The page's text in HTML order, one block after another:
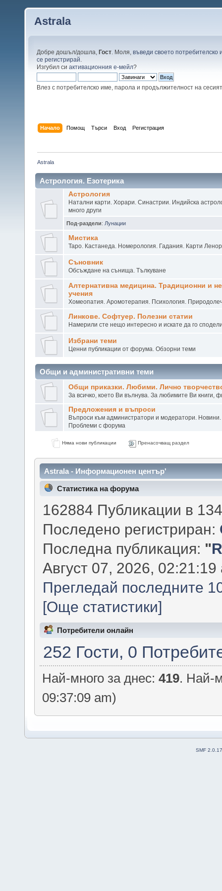
Astrala
Добре дошъл/дошла, Гост . Моля, въведи своето потребителско
се регистрирай
Изгубил си активационния е-мейл?
Влез с потребителско име, парола и продължителност на
Начало Помощ Търси Вход Регистрация
Astrala
Астрология. Езотерика
Астрология
Натални карти. Хорари. Синастрии. Индийска
много други
Под-раздели: Лунации
Мистика
Таро. Кастанеда. Номерология. Гадания. Карти
Съновник
Обсъждане на сънища. Тълкуване
Алтернативна медицина. Традиционни и
учения
Хомеопатия. Аромотерапия. Психология.
Линкове. Софтуер. Полезни статии
Намерили сте нещо интересно и искате да го
Избрани теми
Ценни публикации от форума. Обзорни теми
Общи и административни теми
Общи приказки. Любими. Лично
За всичко, което Ви вълнува. За любимите Ви книги,
Предложения и въпроси
Въпроси към администратори и модератори.
Проблеми с форума
Няма нови публикации Пренасочващ раздел
Astrala - Информационен център'
Статистика на форума
162884 Публикации в
Последено регистриран:
Последна публикация: "
Август 07, 2026, 02:21:19
Прегледай последните
[Още статистики]
Потребители онлайн
252 Гости, 0
Най-много за днес:419. Най-
09:37:09 am)
SMF 2.0.17